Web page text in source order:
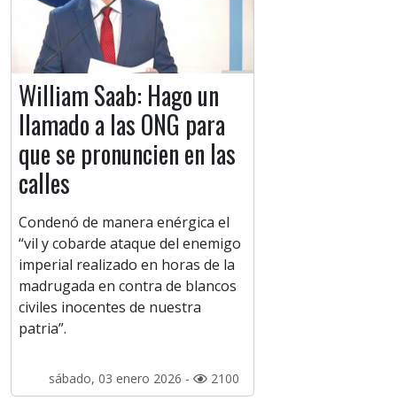
William Saab: Hago un
llamado a las ONG para
que se pronuncien en las
calles
Condenó de manera enérgica el
“vil y cobarde ataque del enemigo
imperial realizado en horas de la
madrugada en contra de blancos
civiles inocentes de nuestra
patria”.
sábado, 03 enero 2026 - 2100